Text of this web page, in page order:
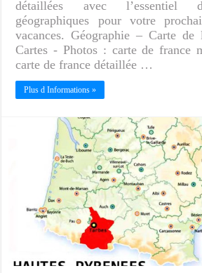
détaillées avec l’essentiel
géographiques pour votre
vacances. Géographie – Carte
Cartes - Photos : carte de france
carte de france détaillée …
Plus d Informations »